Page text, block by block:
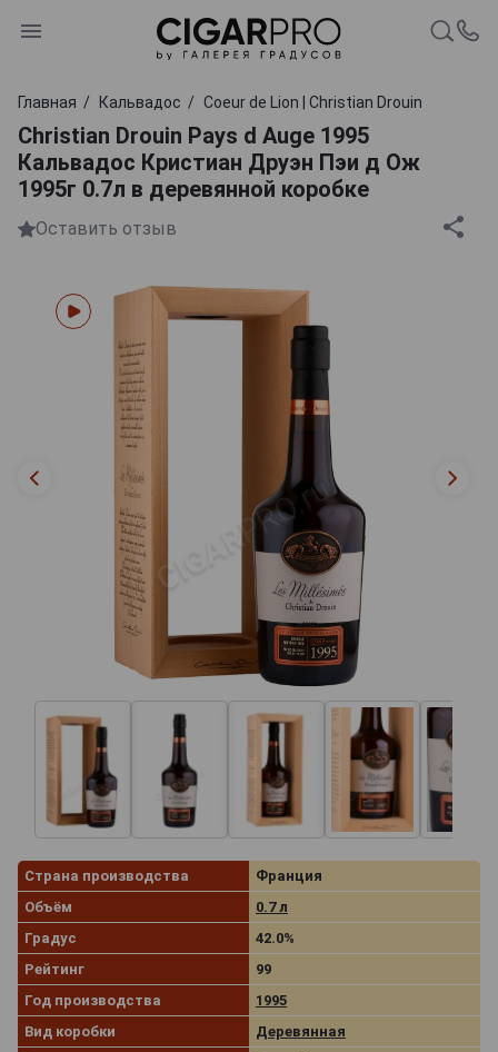
Главная Кальвадос Coeur de Lion | Christian Drouin
Christian Drouin Pays d Auge 1995
Кальвадос Кристиан Друэн Пэи д Ож
1995г 0.7л в деревянной коробке
Оставить отзыв
Страна производства
Франция
Объём
0.7 л
Градус
42.0%
Рейтинг
99
Год производства
1995
Вид коробки
Деревянная